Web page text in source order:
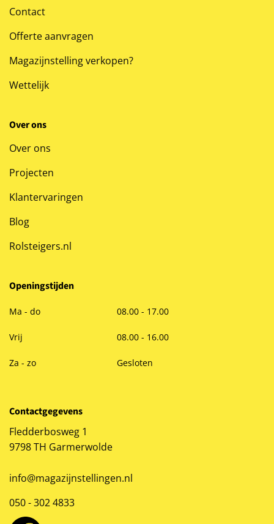
Contact
Offerte aanvragen
Magazijnstelling verkopen?
Wettelijk
Over ons
Over ons
Projecten
Klantervaringen
Blog
Rolsteigers.nl
Openingstijden
Ma - do 08.00 - 17.00
Vrij 08.00 - 16.00
Za - zo Gesloten
Contactgegevens
Fledderbosweg 1
9798 TH Garmerwolde
info@magazijnstellingen.nl
050 - 302 4833